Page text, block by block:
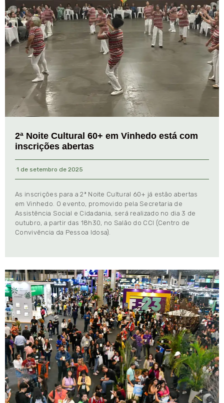
2ª Noite Cultural 60+ em Vinhedo está com
inscrições abertas
1 de setembro de 2025
As inscrições para a 2ª Noite Cultural 60+ já estão abertas
em Vinhedo. O evento, promovido pela Secretaria de
Assistência Social e Cidadania, será realizado no dia 3 de
outubro, a partir das 18h30, no Salão do CCI (Centro de
Convivência da Pessoa Idosa).